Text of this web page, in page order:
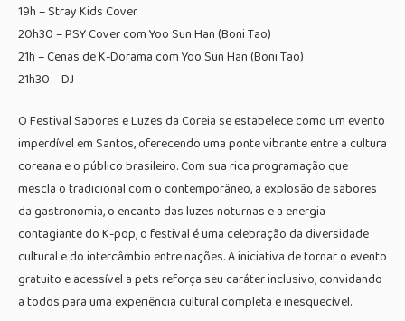
19h – Stray Kids Cover
20h30 – PSY Cover com Yoo Sun Han (Boni Tao)
21h – Cenas de K-Dorama com Yoo Sun Han (Boni Tao)
21h30 – DJ
O Festival Sabores e Luzes da Coreia se estabelece como um evento
imperdível em Santos, oferecendo uma ponte vibrante entre a cultura
coreana e o público brasileiro. Com sua rica programação que
mescla o tradicional com o contemporâneo, a explosão de sabores
da gastronomia, o encanto das luzes noturnas e a energia
contagiante do K-pop, o festival é uma celebração da diversidade
cultural e do intercâmbio entre nações. A iniciativa de tornar o evento
gratuito e acessível a pets reforça seu caráter inclusivo, convidando
a todos para uma experiência cultural completa e inesquecível.